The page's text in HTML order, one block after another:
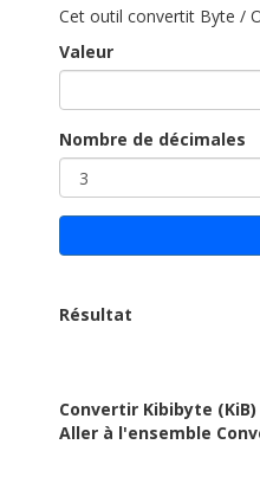
Cet outil convertit Byte /
Valeur
Nombre de décimales
Résultat
Convertir Kibibyte
Aller à l'ensemble